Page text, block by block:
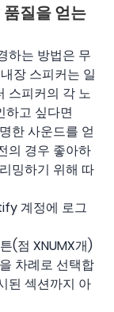
질을 얻는
하는 방법은 무
장 스피커는 일
스피커의 각 노
하고 싶다면
한 사운드를 얻
의 경우 좋아하
밍하기 위해 따
계정에 로그
(점 XNUMX개)
차례로 선택합
된 섹션까지 아